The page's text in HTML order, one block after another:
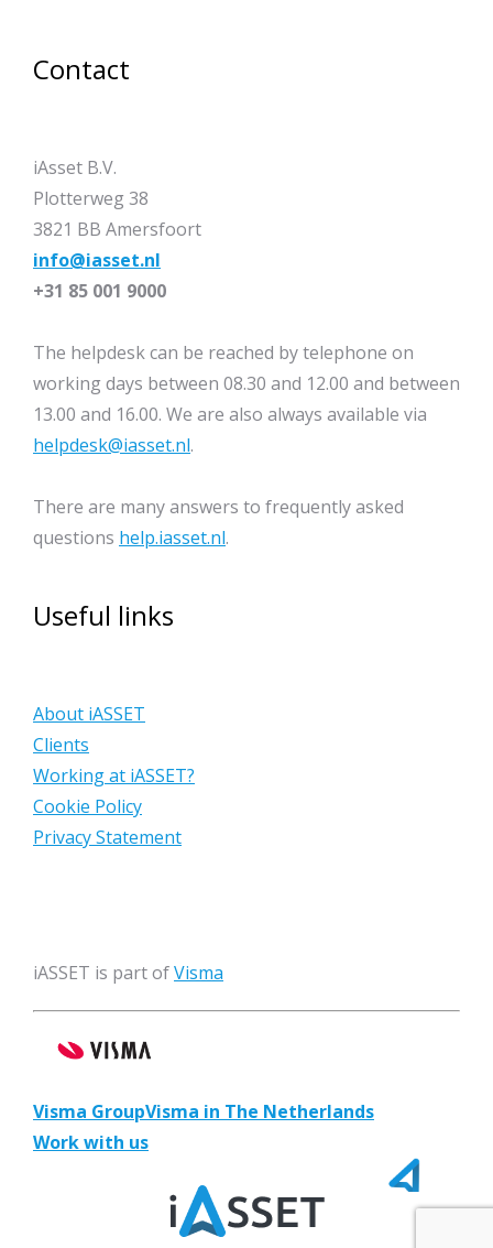
Contact
iAsset B.V.
Plotterweg 38
3821 BB Amersfoort
info@iasset.nl
+31 85 001 9000
The helpdesk can be reached by telephone on
working days between 08.30 and 12.00 and between
13.00 and 16.00. We are also always available via
helpdesk@iasset.nl.
There are many answers to frequently asked
questions help.iasset.nl.
Useful links
About iASSET
Clients
Working at iASSET?
Cookie Policy
Privacy Statement
iASSET is part ofVisma
Visma GroupVisma in The Netherlands
Work with us